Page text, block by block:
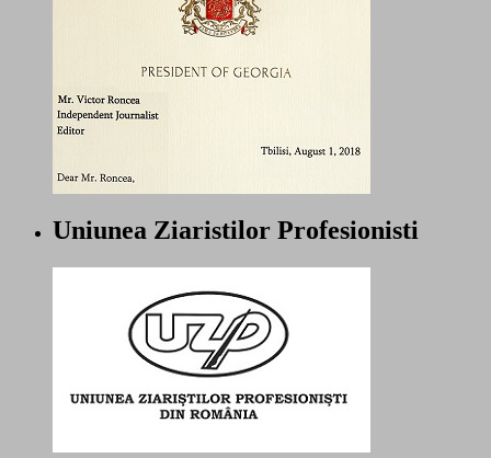
Uniunea Ziaristilor Profesionisti